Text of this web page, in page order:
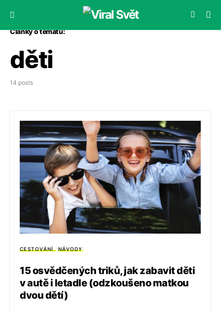
Články o tématu:
děti
14 posts
CESTOVÁNÍ NÁVODY
15 osvědčených triků, jak zabavit děti
v autě i letadle (odzkoušeno matkou
dvou dětí)